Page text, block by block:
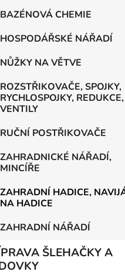
BAZÉNOVÁ CHEMIE
HOSPODÁŘSKÉ NÁŘADÍ
NŮŽKY NA VĚTVE
ROZSTŘIKOVAČE, SPOJKY,
RYCHLOSPOJKY, REDUKCE,
VENTILY
RUČNÍ POSTŘIKOVAČE
ZAHRADNICKÉ NÁŘADÍ,
MINCÍŘE
ZAHRADNÍ HADICE,
NA HADICE
ZAHRADNÍ NÁŘADÍ
ŠLEHAČKY A